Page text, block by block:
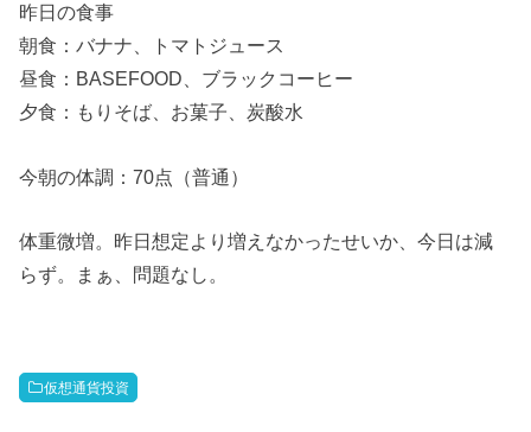
昨日の食事
朝食：バナナ、トマトジュース
昼食：BASEFOOD、ブラックコーヒー
夕食：もりそば、お菓子、炭酸水
今朝の体調：70点（普通）
体重微増。昨日想定より増えなかったせいか、今日は減
らず。まぁ、問題なし。
仮想通貨投資